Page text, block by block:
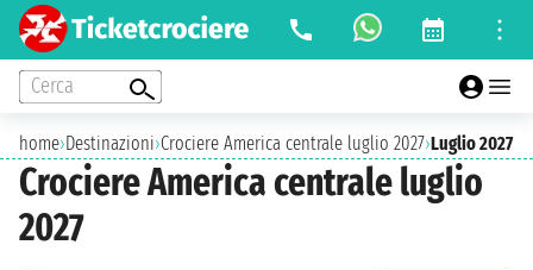
Cerca
home›Destinazioni›Crociere America centrale luglio 2027›Luglio 2027
Crociere America centrale luglio
2027